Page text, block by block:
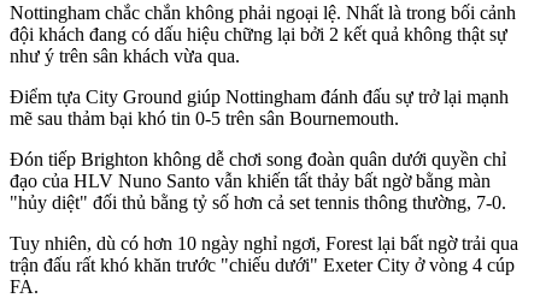
Nottingham chắc chắn không phải ngoại lệ. Nhất là trong bối cảnh
đội khách đang có dấu hiệu chững lại bởi 2 kết quả không thật sự
như ý trên sân khách vừa qua.
Điểm tựa City Ground giúp Nottingham đánh đấu sự trở lại mạnh
mẽ sau thảm bại khó tin 0-5 trên sân Bournemouth.
Đón tiếp Brighton không dễ chơi song đoàn quân dưới quyền chỉ
đạo của HLV Nuno Santo vẫn khiến tất thảy bất ngờ bằng màn
"hủy diệt" đối thủ bằng tỷ số hơn cả set tennis thông thường, 7-0.
Tuy nhiên, dù có hơn 10 ngày nghỉ ngơi, Forest lại bất ngờ trải qua
trận đấu rất khó khăn trước "chiếu dưới" Exeter City ở vòng 4 cúp
FA.